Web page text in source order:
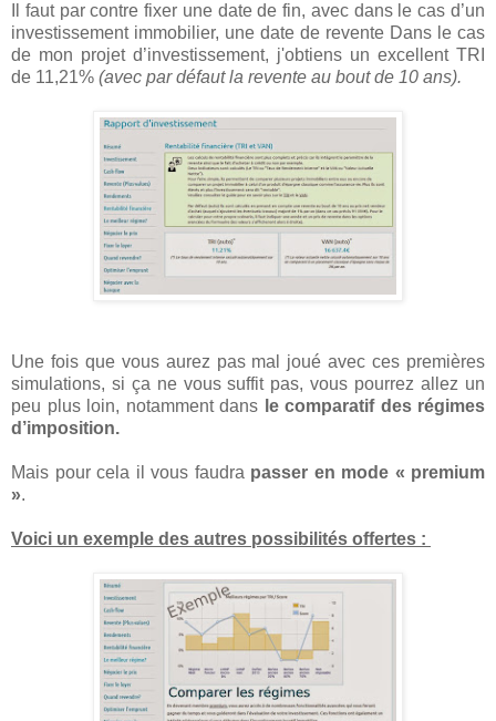
Il faut par contre fixer une date de fin, avec dans le cas d’un
investissement immobilier, une date de revente Dans le cas
de mon projet d’investissement, j'obtiens un excellent TRI
de 11,21% (avec par défaut la revente au bout de 10 ans).
Une fois que vous aurez pas mal joué avec ces premières
simulations, si ça ne vous suffit pas, vous pourrez allez un
peu plus loin, notamment dans le comparatif des régimes
d’imposition.
Mais pour cela il vous faudra passer en mode « premium
».
Voici un exemple des autres possibilités offertes :